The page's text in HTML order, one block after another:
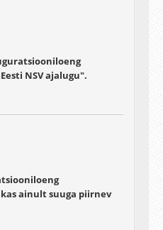
NSV ajalugu".
ainult suuga piirnev